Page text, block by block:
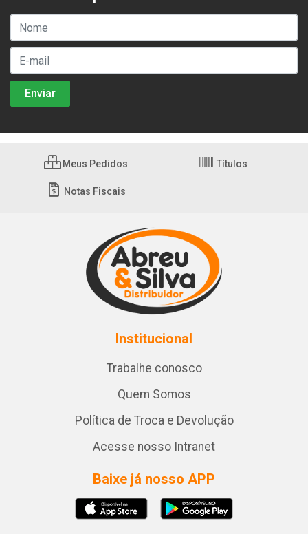
Meus Pedidos Títulos
Notas Fiscais
Institucional
Trabalhe conosco
Quem Somos
Política de Troca e Devolução
Acesse nosso Intranet
Baixe já nosso APP